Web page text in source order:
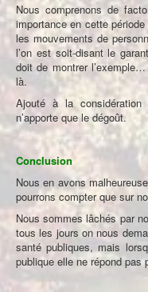
Nous comprenons de
importance en cette
les mouvements de
l’on est soit-disant le
doit de montrer
là.
Ajouté à la
n’apporte que le dégoût.
Conclusion
Nous en avons
pourrons compter que sur
Nous sommes lâchés par
tous les jours on nous
santé publiques, mais
publique elle ne répond pas